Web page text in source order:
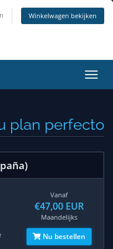
Winkelwagen bekijken
in-/
plan perfecto
Vanaf
€47,00 EUR
Maandelijks
Nu bestellen